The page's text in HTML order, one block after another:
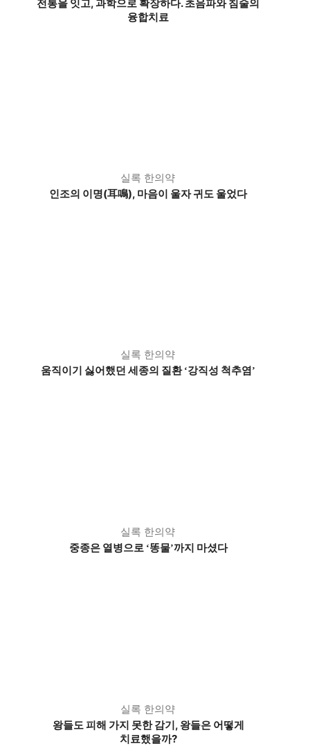
전통을 잇고, 과학으로 확장하다. 초음파와 침술의
융합치료
실록 한의약
인조의 이명(耳鳴), 마음이 울자 귀도 울었다
실록 한의약
움직이기 싫어했던 세종의 질환 ‘강직성 척추염’
실록 한의약
중종은 열병으로 ‘똥물’까지 마셨다
실록 한의약
왕들도 피해 가지 못한 감기, 왕들은 어떻게
치료했을까?